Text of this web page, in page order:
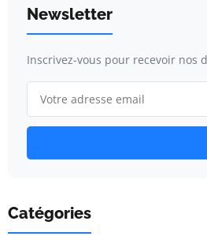
Newsletter
Inscrivez-vous pour recevoir
Catégories